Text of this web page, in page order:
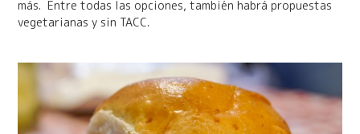
más. Entre todas las opciones, también habrá propuestas
vegetarianas y sin TACC.